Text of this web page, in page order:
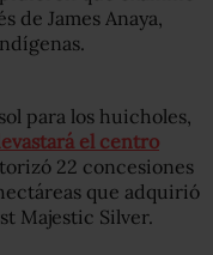
de James Anaya,
para los huicholes,
el centro
22 concesiones
que adquirió
Majestic Silver.